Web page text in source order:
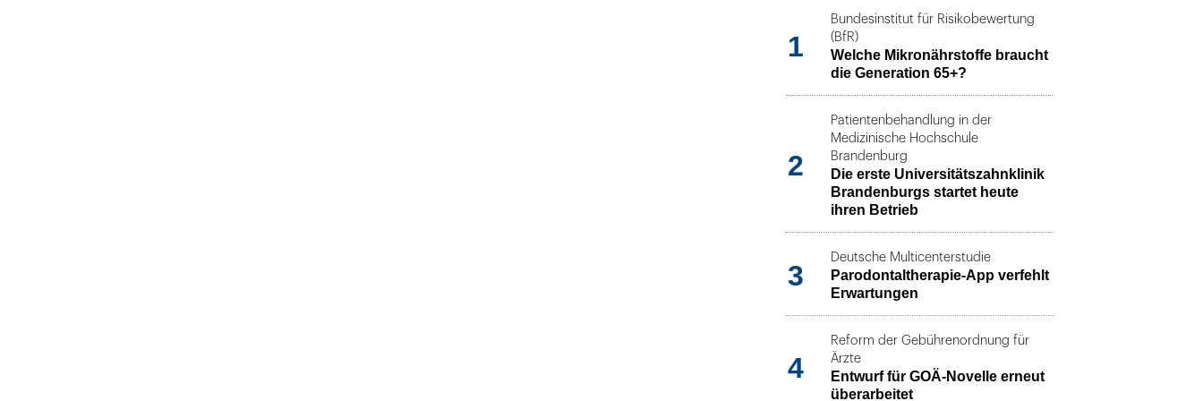
1
Bundesinstitut für Risikobewertung
(BfR)
Welche Mikronährstoffe braucht
die Generation 65+?
2
Patientenbehandlung in der
Medizinische Hochschule
Brandenburg
Die erste Universitätszahnklinik
Brandenburgs startet heute
ihren Betrieb
3
Deutsche Multicenterstudie
Parodontaltherapie-App verfehlt
Erwartungen
4
Reform der Gebührenordnung für
Ärzte
Entwurf für GOÄ-Novelle erneut
überarbeitet